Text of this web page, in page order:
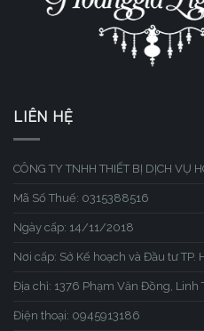
LIÊN HỆ
CÔNG TY TNHH THIẾT BỊ DỊCH VỤ
Mã Số Thuế: 0315388516
Ngày cấp: 14/11/2018
Nơi cấp: Sở Kế hoạch và Đầu tư TP.
Địa chỉ: 1376 Phạm Văn Đồng, Linh
Điện thoại: 0945913186